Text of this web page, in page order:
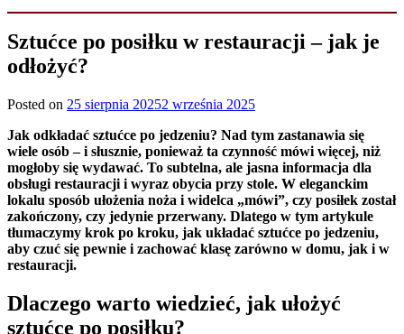
Sztućce po posiłku w restauracji – jak je
odłożyć?
Posted on 25 sierpnia 20252 września 2025
Jak odkładać sztućce po jedzeniu? Nad tym zastanawia się
wiele osób – i słusznie, ponieważ ta czynność mówi więcej, niż
mogłoby się wydawać. To subtelna, ale jasna informacja dla
obsługi restauracji i wyraz obycia przy stole. W eleganckim
lokalu sposób ułożenia noża i widelca „mówi”, czy posiłek został
zakończony, czy jedynie przerwany. Dlatego w tym artykule
tłumaczymy krok po kroku, jak układać sztućce po jedzeniu,
aby czuć się pewnie i zachować klasę zarówno w domu, jak i w
restauracji.
Dlaczego warto wiedzieć, jak ułożyć
sztućce po posiłku?